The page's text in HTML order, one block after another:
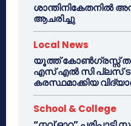
ശാന്തിനികേതനിൽ
ആചരിച്ചു
Local News
യൂത്ത് കോൺഗ്രസ്സ്
എസ് എൽ സി പ്ലസ് ടു
കരസ്ഥമാക്കിയ
School & College